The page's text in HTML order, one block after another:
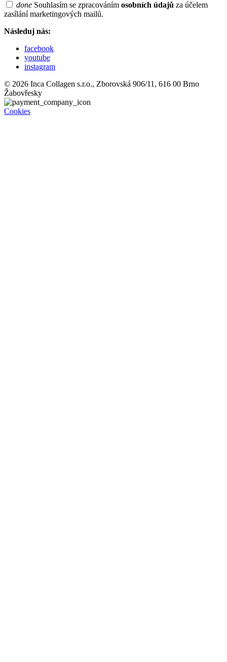
done Souhlasím se zpracováním osobních údajů za účelem
zasílání marketingových mailů.
Následuj nás:
facebook
youtube
instagram
© 2026 Inca Collagen s.r.o., Zborovská 906/11, 616 00 Brno
Žabovřesky
Cookies